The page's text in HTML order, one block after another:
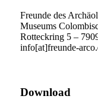
Freunde des
Museums
Rotteckring 5 –
info[at]freunde-
Download